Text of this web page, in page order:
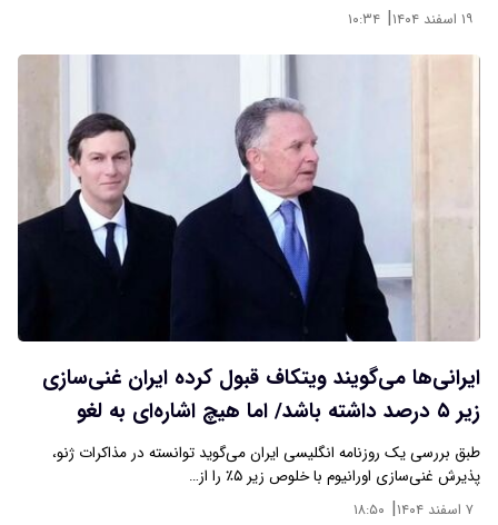
۱۹ اسفند ۱۴۰۴ | ۱۰:۳۴
ایرانی‌ها می‌گویند ویتکاف قبول کرده ایران غنی‌سازی
زیر ۵ درصد داشته باشد/ اما هیچ اشاره‌ای به لغو
تحریم‌ها نکرده است
طبق بررسی یک روزنامه انگلیسی ایران می‌گوید توانسته در مذاکرات ژنو،
پذیرش غنی‌سازی اورانیوم با خلوص زیر ۵٪ را از…
۷ اسفند ۱۴۰۴ | ۱۸:۵۰